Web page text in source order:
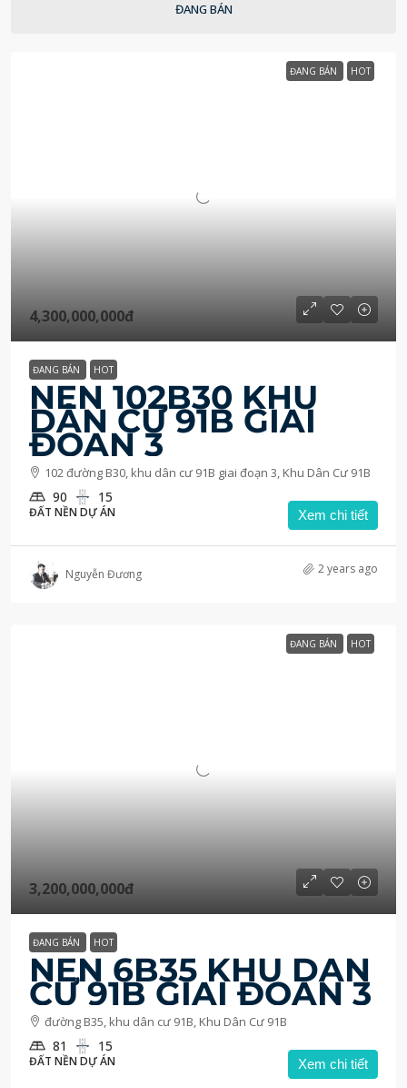
ĐANG BÁN
ĐANG BÁN HOT
4,300,000,000đ
ĐANG BÁN HOT
NỀN 102B30 KHU
DÂN CƯ 91B GIAI
ĐOẠN 3
102 đường B30, khu dân cư 91B giai đoạn 3, Khu Dân Cư 91B
90 15
ĐẤT NỀN DỰ ÁN Xem chi tiết
Nguyễn Đương 2 years ago
ĐANG BÁN HOT
3,200,000,000đ
ĐANG BÁN HOT
NỀN 6B35 KHU DÂN
CƯ 91B GIAI ĐOẠN 3
đường B35, khu dân cư 91B, Khu Dân Cư 91B
81 15
ĐẤT NỀN DỰ ÁN Xem chi tiết